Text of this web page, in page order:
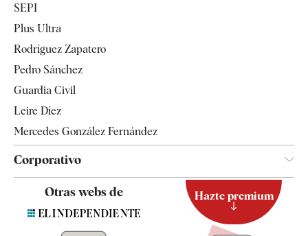
Televisión
SEPI
Plus Ultra
Rodríguez Zapatero
Pedro Sánchez
Guardia Civil
Leire Díez
Mercedes González Fernández
Corporativo
Otras webs de Hazte premium